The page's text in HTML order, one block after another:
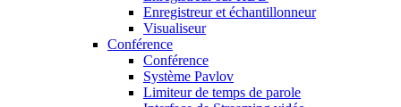
Enregistreur et échantillonneur
Visualiseur
Conférence
Conférence
Système Pavlov
Limiteur de temps de parole